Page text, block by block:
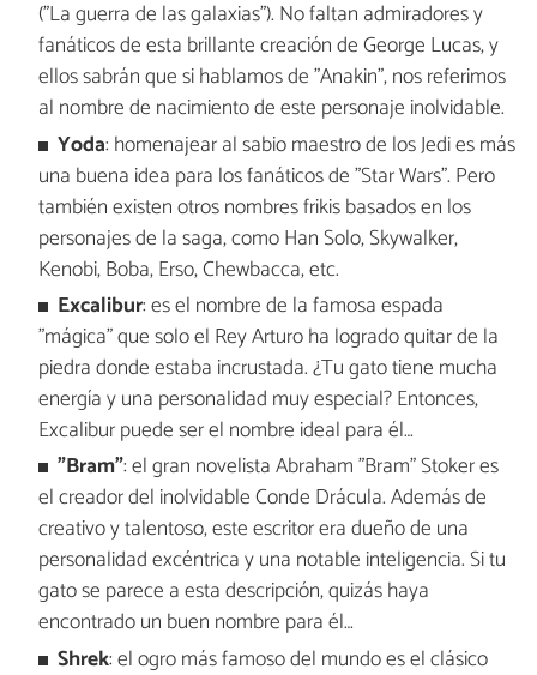
("La guerra de las galaxias"). No faltan admiradores y
fanáticos de esta brillante creación de George Lucas, y
ellos sabrán que si hablamos de "Anakin", nos referimos
al nombre de nacimiento de este personaje inolvidable.
Yoda: homenajear al sabio maestro de los Jedi es más
una buena idea para los fanáticos de "Star Wars". Pero
también existen otros nombres frikis basados en los
personajes de la saga, como Han Solo, Skywalker,
Kenobi, Boba, Erso, Chewbacca, etc.
Excalibur: es el nombre de la famosa espada
"mágica" que solo el Rey Arturo ha logrado quitar de la
piedra donde estaba incrustada. ¿Tu gato tiene mucha
energía y una personalidad muy especial? Entonces,
Excalibur puede ser el nombre ideal para él…
"Bram": el gran novelista Abraham "Bram" Stoker es
el creador del inolvidable Conde Drácula. Además de
creativo y talentoso, este escritor era dueño de una
personalidad excéntrica y una notable inteligencia. Si tu
gato se parece a esta descripción, quizás haya
encontrado un buen nombre para él…
Shrek: el ogro más famoso del mundo es el clásico